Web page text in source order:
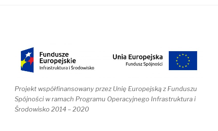
Projekt współfinansowany przez Unię Europejską z Funduszu
Spójności w ramach Programu Operacyjnego Infrastruktura i
Środowisko 2014 – 2020